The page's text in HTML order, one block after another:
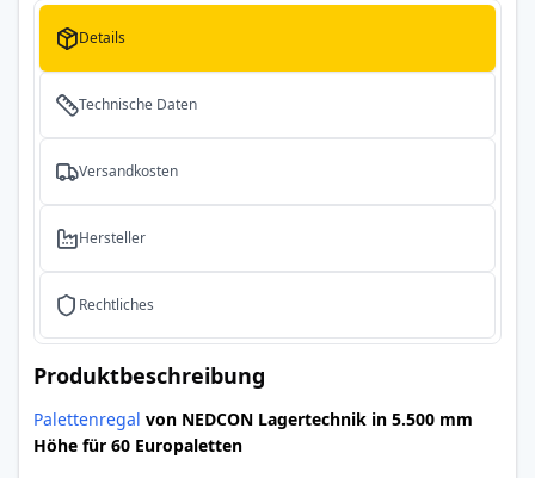
Details
Technische Daten
Versandkosten
Hersteller
Rechtliches
Produktbeschreibung
Palettenregal von NEDCON Lagertechnik in 5.500 mm
Höhe für 60 Europaletten